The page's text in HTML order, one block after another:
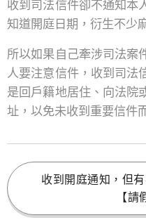
收到司法信件卻不通知本
知道開庭日期，衍生不少
所以如果自己牽涉司法案
人要注意信件，收到司法
是回戶籍地居住、向法院
址，以免未收到重要信件
收到開庭通知，但
【請